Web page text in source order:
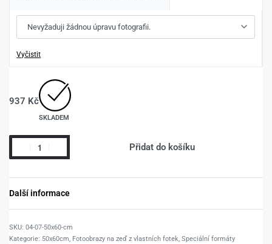
Vyčistit
937 Kč
SKLADEM
Přidat do košíku
Další informace
04-07-50x60-cm
Kategorie: 50x60cm, Fotoobrazy na zeď z vlastních fotek, Speciální formáty